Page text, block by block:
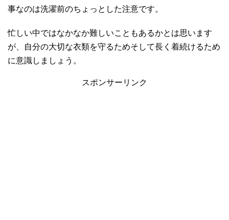
事なのは洗濯前のちょっとした注意です。
忙しい中ではなかなか難しいこともあるかとは思います
が、自分の大切な衣類を守るためそして長く着続けるため
に意識しましょう。
スポンサーリンク